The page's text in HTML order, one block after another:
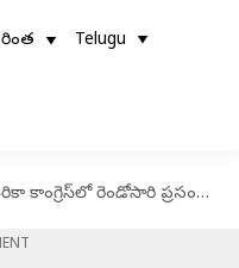
Telugu
రెండోసారి ప్రసంగించనున్న ప్రధాని మోదీ; తొలి భారతీయుడిగా రికార్డు